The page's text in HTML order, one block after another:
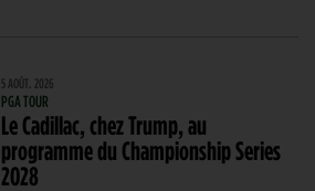
5 AOÛT. 2026
PGA TOUR
Le Cadillac, chez Trump, au
programme du Championship Series
2028